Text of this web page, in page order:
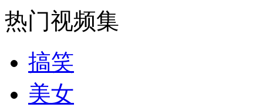
走！跟着总书记去植树
热门视频集
搞笑
美女